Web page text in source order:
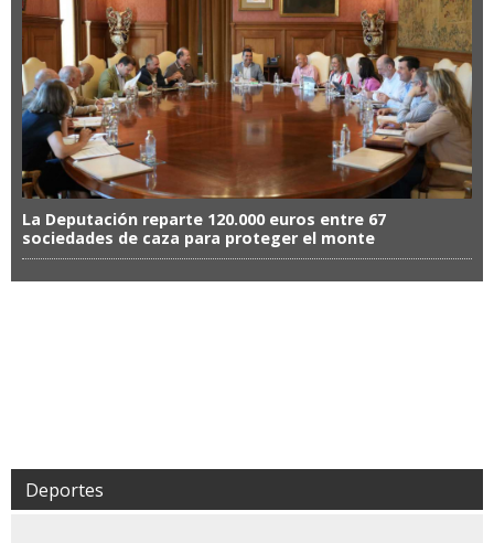
La Deputación reparte 120.000 euros entre 67
sociedades de caza para proteger el monte
Deportes